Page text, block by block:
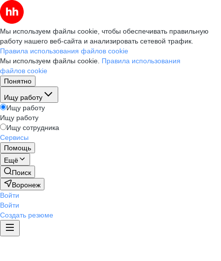
Мы используем файлы cookie, чтобы обеспечивать правильную
работу нашего веб-сайта и анализировать сетевой трафик.
Правила использования файлов cookie
Мы используем файлы cookie. Правила использования
файлов cookie
Понятно
Ищу работу
Ищу работу
Ищу работу
Ищу сотрудника
Сервисы
Помощь
Ещё
Поиск
Воронеж
Войти
Войти
Создать резюме